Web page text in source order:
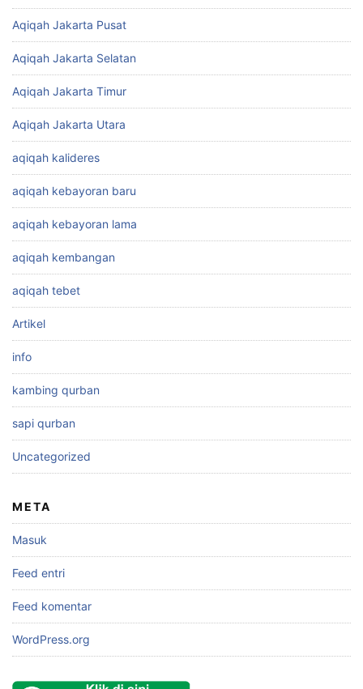
Aqiqah Jakarta Pusat
Aqiqah Jakarta Selatan
Aqiqah Jakarta Timur
Aqiqah Jakarta Utara
aqiqah kalideres
aqiqah kebayoran baru
aqiqah kebayoran lama
aqiqah kembangan
aqiqah tebet
Artikel
info
kambing qurban
sapi qurban
Uncategorized
META
Masuk
Feed entri
Feed komentar
WordPress.org